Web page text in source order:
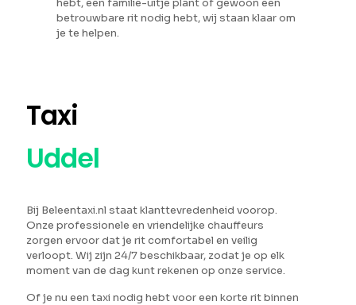
hebt, een familie-uitje plant of gewoon een
betrouwbare rit nodig hebt, wij staan klaar om
je te helpen.
Taxi
Uddel
Bij Beleentaxi.nl staat klanttevredenheid voorop.
Onze professionele en vriendelijke chauffeurs
zorgen ervoor dat je rit comfortabel en veilig
verloopt. Wij zijn 24/7 beschikbaar, zodat je op elk
moment van de dag kunt rekenen op onze service.
Of je nu een taxi nodig hebt voor een korte rit binnen